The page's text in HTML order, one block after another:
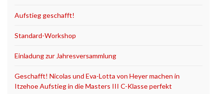
Aufstieg geschafft!
Standard-Workshop
Einladung zur Jahresversammlung
Geschafft! Nicolas und Eva-Lotta von Heyer machen in
Itzehoe Aufstieg in die Masters III C-Klasse perfekt